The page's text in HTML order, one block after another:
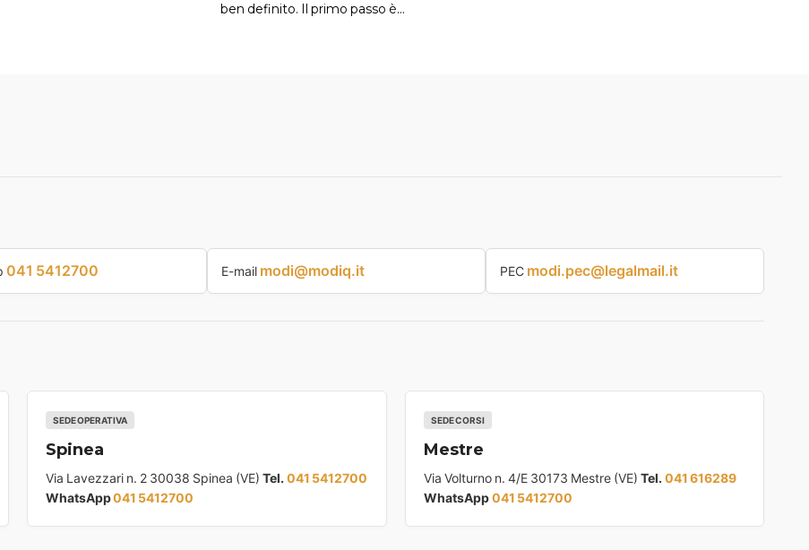
ben definito. Il primo passo è…
041 5412700 E-mail modi@modiq.it PEC modi.pec@legalmail.it
SEDE OPERATIVA
Spinea
Via Lavezzari n. 2 30038 Spinea (VE)Tel. 041 5412700
WhatsApp041 5412700
SEDE CORSI
Mestre
Via Volturno n. 4/E 30173 Mestre (VE) Tel. 041 616289
WhatsApp041 5412700